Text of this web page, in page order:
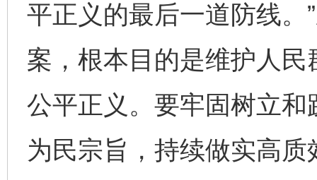
平正义的最后一道防线。
案，根本目的是维护人
公平正义。要牢固树立
为民宗旨，持续做实高